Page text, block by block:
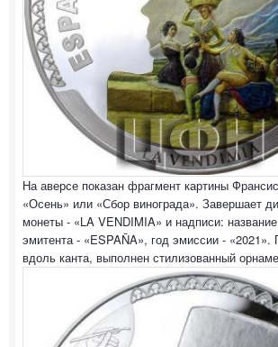
На аверсе показан фрагмент картины
«Осень» или «Сбор винограда». Завершает
монеты - «LA VENDIMIA» и надписи:
эмитента - «ESPAÑA», год эмиссии - «2021».
вдоль канта, выполнен стилизованный